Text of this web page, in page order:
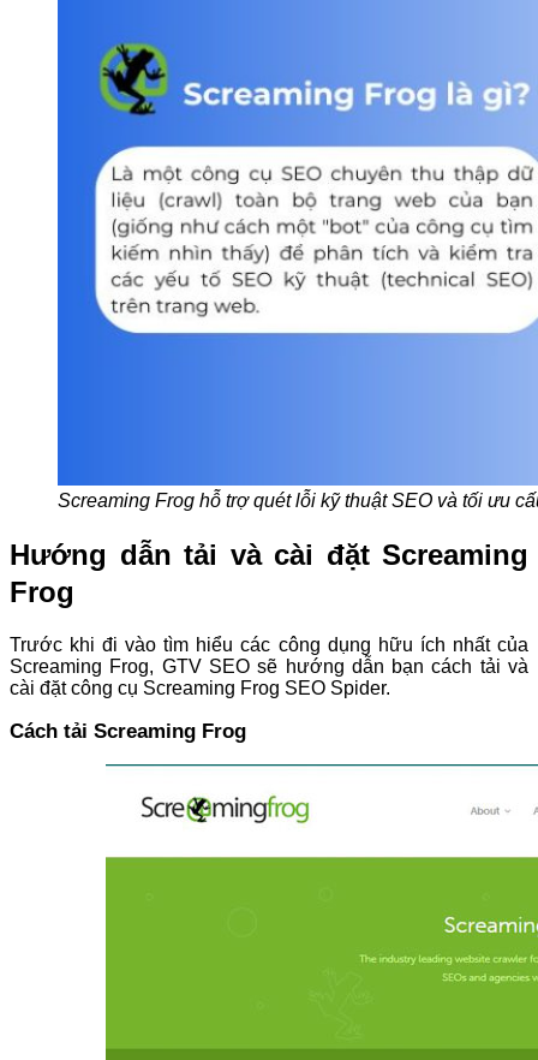
Screaming Frog hỗ trợ quét lỗi kỹ thuật SEO và tối ưu
Hướng dẫn tải và cài đặt Screaming
Frog
Trước khi đi vào tìm hiểu các công dụng hữu ích nhất của
Screaming Frog, GTV SEO sẽ hướng dẫn bạn cách tải và
cài đặt công cụ Screaming Frog SEO Spider.
Cách tải Screaming Frog